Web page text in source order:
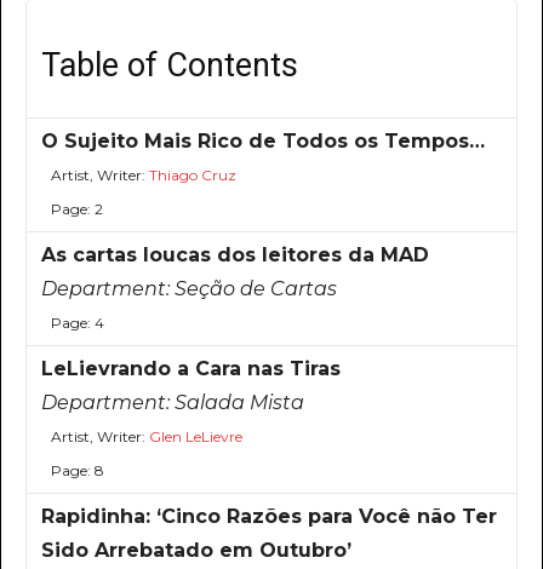
Table of Contents
O Sujeito Mais Rico de Todos os Tempos…
Artist, Writer: Thiago Cruz
Page: 2
As cartas loucas dos leitores da MAD
Department:Seção de Cartas
Page: 4
LeLievrando a Cara nas Tiras
Department:Salada Mista
Artist, Writer: Glen LeLievre
Page: 8
Rapidinha: ‘Cinco Razões para Você não Ter
Sido Arrebatado em Outubro’